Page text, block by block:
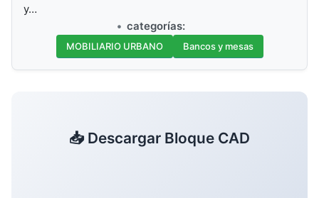
y…
categorías:
MOBILIARIO URBANO Bancos y mesas
📥 Descargar Bloque CAD